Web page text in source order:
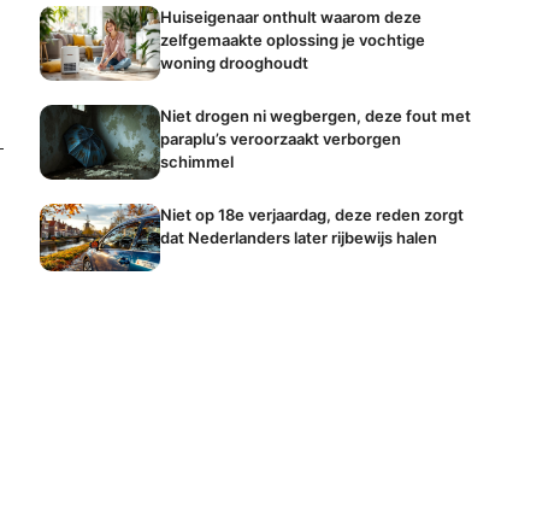
Huiseigenaar onthult waarom deze
zelfgemaakte oplossing je vochtige
woning drooghoudt
Niet drogen ni wegbergen, deze fout met
paraplu’s veroorzaakt verborgen
schimmel
Niet op 18e verjaardag, deze reden zorgt
dat Nederlanders later rijbewijs halen